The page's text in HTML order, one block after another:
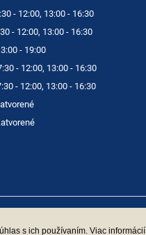
s ich používaním. Viac informácií
- 12:00, 13:00 - 16:30
- 12:00, 13:00 - 16:30
- 19:00
- 12:00, 13:00 - 16:30
- 12:00, 13:00 - 16:30